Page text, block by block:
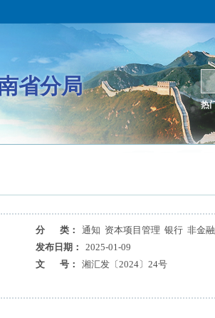
省分局
热
分 类：
通知 资本项目管理 银行 非金
发布日期：
2025-01-09
文 号： 湘汇发〔2024〕24号